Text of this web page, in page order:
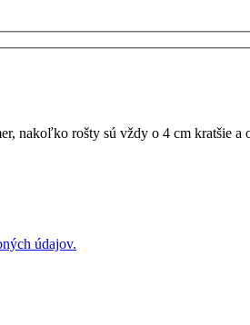
nakoľko rošty sú vždy o 4 cm kratšie
údajov.